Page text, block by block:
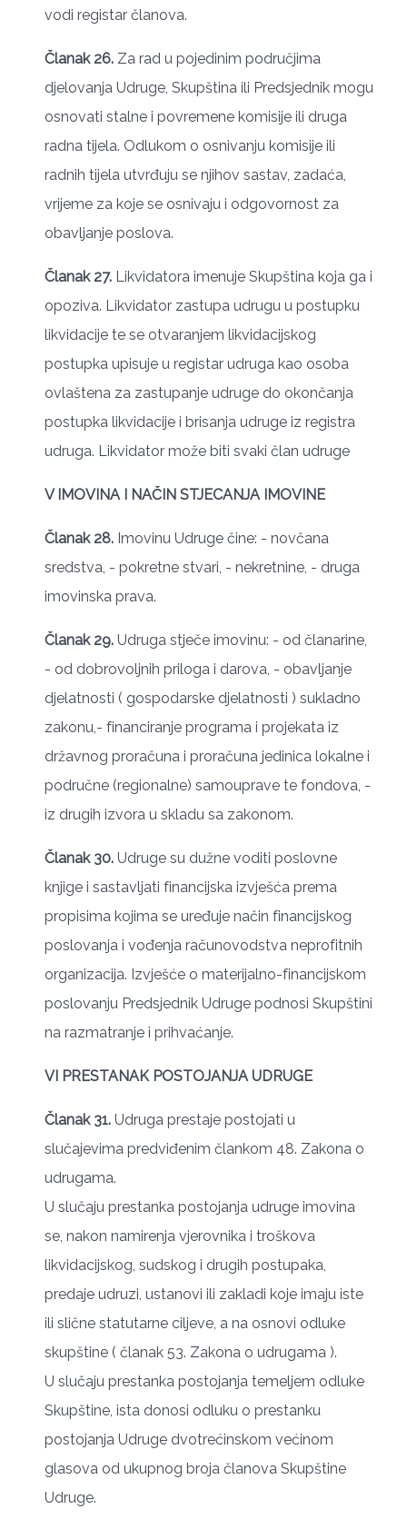
vodi registar članova.
Članak 26. Za rad u pojedinim područjima
djelovanja Udruge, Skupština ili Predsjednik mogu
osnovati stalne i povremene komisije ili druga
radna tijela. Odlukom o osnivanju komisije ili
radnih tijela utvrđuju se njihov sastav, zadaća,
vrijeme za koje se osnivaju i odgovornost za
obavljanje poslova.
Članak 27. Likvidatora imenuje Skupština koja ga i
opoziva. Likvidator zastupa udrugu u postupku
likvidacije te se otvaranjem likvidacijskog
postupka upisuje u registar udruga kao osoba
ovlaštena za zastupanje udruge do okončanja
postupka likvidacije i brisanja udruge iz registra
udruga. Likvidator može biti svaki član udruge
V IMOVINA I NAČIN STJECANJA IMOVINE
Članak 28. Imovinu Udruge čine: - novčana
sredstva, - pokretne stvari, - nekretnine, - druga
imovinska prava.
Članak 29. Udruga stječe imovinu: - od članarine,
- od dobrovoljnih priloga i darova, - obavljanje
djelatnosti ( gospodarske djelatnosti ) sukladno
zakonu,- financiranje programa i projekata iz
državnog proračuna i proračuna jedinica lokalne i
područne (regionalne) samouprave te fondova, -
iz drugih izvora u skladu sa zakonom.
Članak 30. Udruge su dužne voditi poslovne
knjige i sastavljati financijska izvješća prema
propisima kojima se uređuje način financijskog
poslovanja i vođenja računovodstva neprofitnih
organizacija. Izvješće o materijalno-financijskom
poslovanju Predsjednik Udruge podnosi Skupštini
na razmatranje i prihvaćanje.
VI PRESTANAK POSTOJANJA UDRUGE
Članak 31. Udruga prestaje postojati u
slučajevima predviđenim člankom 48. Zakona o
udrugama.
U slučaju prestanka postojanja udruge imovina
se, nakon namirenja vjerovnika i troškova
likvidacijskog, sudskog i drugih postupaka,
predaje udruzi, ustanovi ili zakladi koje imaju iste
ili slične statutarne ciljeve, a na osnovi odluke
skupštine ( članak 53. Zakona o udrugama ).
U slučaju prestanka postojanja temeljem odluke
Skupštine, ista donosi odluku o prestanku
postojanja Udruge dvotrećinskom većinom
glasova od ukupnog broja članova Skupštine
Udruge.